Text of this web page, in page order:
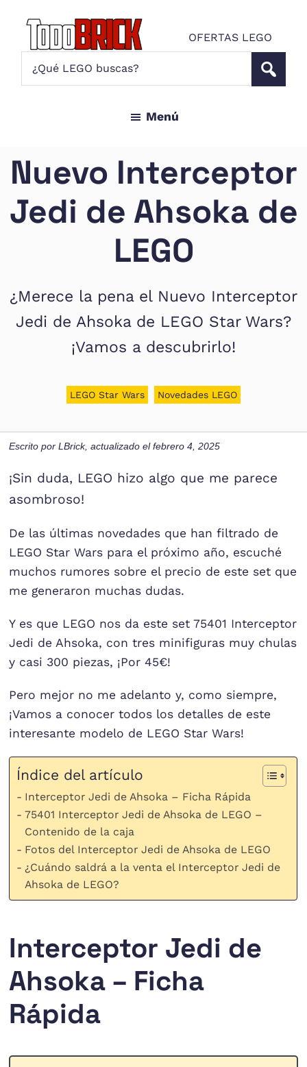
contenido
principal
página
Brick
OFERTAS LEGO
Noticias
Star
Wars
amantes
Menú
Nuevo Interceptor
Jedi de Ahsoka de
LEGO
¿Merece la pena el Nuevo Interceptor
Jedi de Ahsoka de LEGO Star Wars?
¡Vamos a descubrirlo!
LEGO Star Wars Novedades LEGO
Escrito porLBrick, actualizado elfebrero 4, 2025
¡Sin duda, LEGO hizo algo que me parece
asombroso!
De las últimas novedades que han filtrado de
LEGO Star Wars para el próximo año, escuché
muchos rumores sobre el precio de este set que
me generaron muchas dudas.
Y es que LEGO nos da este set 75401 Interceptor
Jedi de Ahsoka, con tres minifiguras muy chulas
y casi 300 piezas, ¡Por 45€!
Pero mejor no me adelanto y, como siempre,
¡Vamos a conocer todos los detalles de este
interesante modelo de LEGO Star Wars!
Índice del artículo
Interceptor Jedi de Ahsoka – Ficha Rápida
75401 Interceptor Jedi de Ahsoka de LEGO –
Contenido de la caja
Fotos del Interceptor Jedi de Ahsoka de LEGO
¿Cuándo saldrá a la venta el Interceptor Jedi de
Ahsoka de LEGO?
Interceptor Jedi de
Ahsoka – Ficha
Rápida